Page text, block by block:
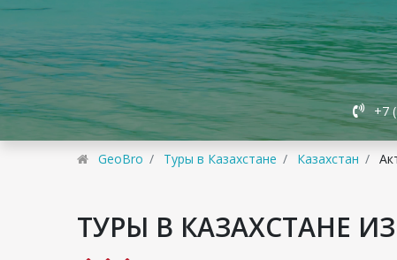
+7
GeoBro Туры в Казахстане Казахстан
ТУРЫ В КАЗАХСТАНЕ